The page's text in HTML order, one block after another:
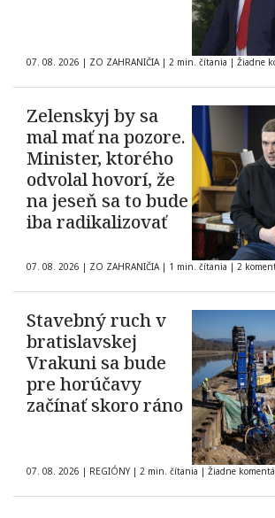
07. 08. 2026 | ZO ZAHRANIČIA | 2 min. čítania | Žiadne
Zelenskyj by sa
mal mať na pozore.
Minister, ktorého
odvolal hovorí, že
na jeseň sa to bude
iba radikalizovať
07. 08. 2026 | ZO ZAHRANIČIA | 1 min. čítania | 2
Stavebný ruch v
bratislavskej
Vrakuni sa bude
pre horúčavy
začínať skoro ráno
07. 08. 2026 | REGIÓNY | 2 min. čítania | Žiadne